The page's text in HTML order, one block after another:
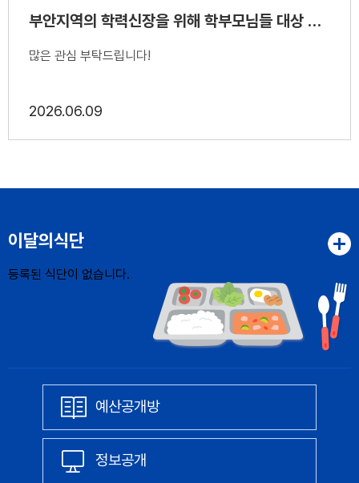
부안지역의 학력신장을 위해 학부모님들 대상 기초학력 공감특강
많은 관심 부탁드립니다!
2026 06.09
이달의식단
등록된 식단이 없습니다.
예산공개방
정보공개